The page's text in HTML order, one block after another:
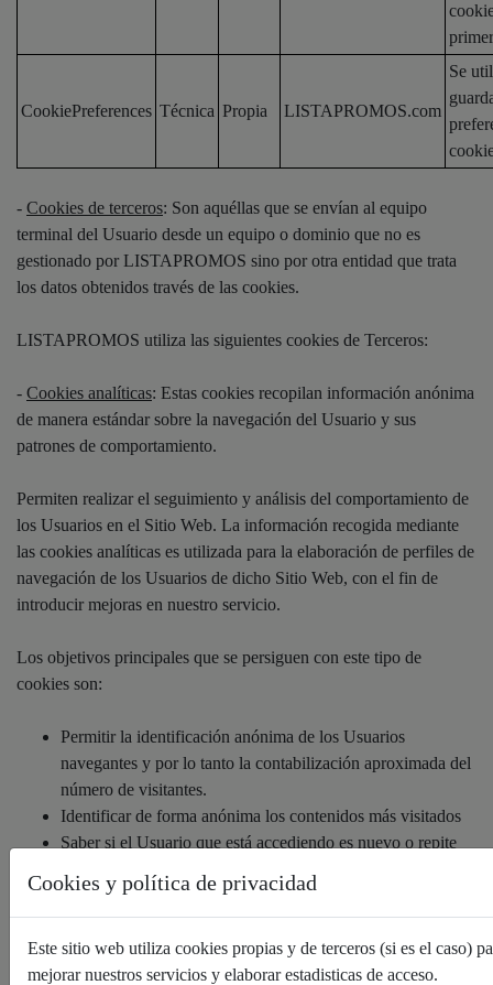
CookiePreferences Técnica Propia LISTAPROMOS.com
Se
- Cookies de terceros: Son aquéllas que se envían al equipo
terminal del Usuario desde un equipo o dominio que no es
gestionado por LISTAPROMOS sino por otra entidad que trata
los datos obtenidos través de las cookies.
LISTAPROMOS utiliza las siguientes cookies de Terceros:
- Cookies analíticas: Estas cookies recopilan información anónima
de manera estándar sobre la navegación del Usuario y sus
patrones de comportamiento.
Permiten realizar el seguimiento y análisis del comportamiento de
los Usuarios en el Sitio Web. La información recogida mediante
las cookies analíticas es utilizada para la elaboración de perfiles de
navegación de los Usuarios de dicho Sitio Web, con el fin de
introducir mejoras en nuestro servicio.
Los objetivos principales que se persiguen con este tipo de
cookies son:
Permitir la identificación anónima de los Usuarios
navegantes y por lo tanto la contabilización aproximada del
número de visitantes.
Identificar de forma anónima los contenidos más visitados
Saber si el Usuario que está accediendo es nuevo o repite
A continuación, se detallan las cookies analíticas que se utilizan en
el Sitio Web:
Cookies y política de privacidad
Este sitio web utiliza cookies propias y de terceros (si es el caso)
mejorar nuestros servicios y elaborar estadisticas de acceso.